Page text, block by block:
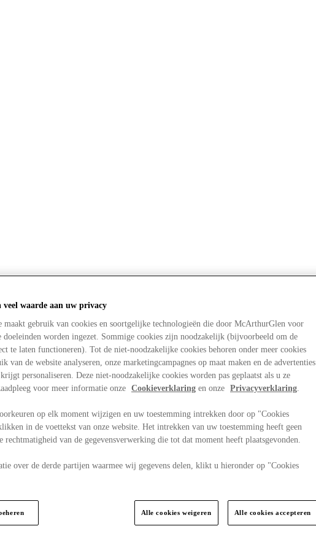
waarde aan uw privacy
maakt gebruik van cookies en soortgelijke technologieën die door McArthurGlen voor
doeleinden worden ingezet. Sommige cookies zijn noodzakelijk (bijvoorbeeld om de
te laten functioneren). Tot de niet-noodzakelijke cookies behoren onder meer cookies
van de website analyseren, onze marketingcampagnes op maat maken en de advertenties
personaliseren. Deze niet-noodzakelijke cookies worden pas geplaatst als u ze
voor meer informatie onze Cookieverklaring en onze Privacyverklaring.
op elk moment wijzigen en uw toestemming intrekken door op "Cookies
in de voettekst van onze website. Het intrekken van uw toestemming heeft geen
rechtmatigheid van de gegevensverwerking die tot dat moment heeft plaatsgevonden.
over de derde partijen waarmee wij gegevens delen, klikt u hieronder op "Cookies
Alle cookies weigeren Alle cookies accepteren